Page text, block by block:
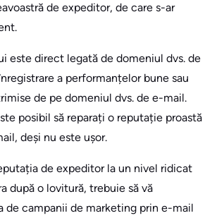
de expeditor, de care s-ar
este direct legată de domeniul dvs. de
a performanțelor bune sau
de pe domeniul dvs. de e-mail.
posibil să reparați o reputație proastă
deși nu este ușor.
de expeditor la un nivel ridicat
după o lovitură, trebuie să vă
de campanii de marketing prin e-mail